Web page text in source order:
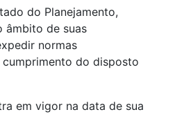
do Planejamento,
âmbito de suas
normas
do disposto
em vigor na data de sua